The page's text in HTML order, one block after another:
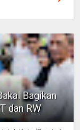
Bagikan
dan RW